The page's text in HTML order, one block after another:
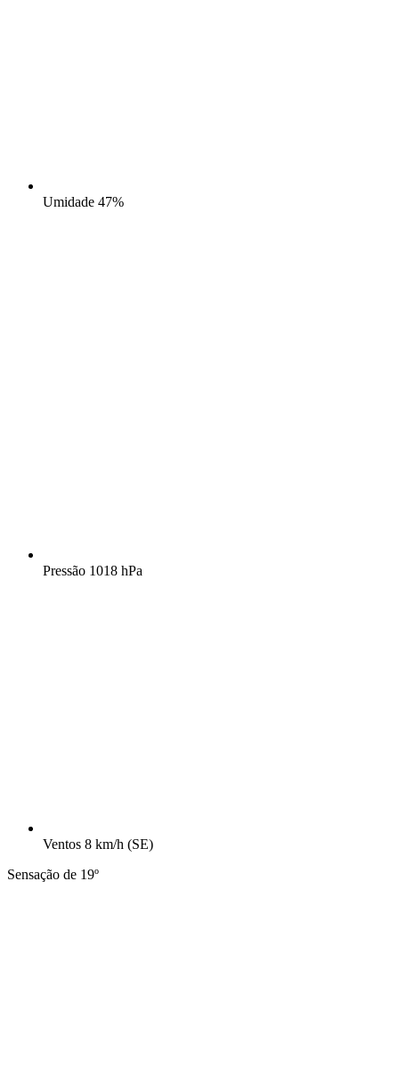
Umidade 47%
Pressão 1018 hPa
Ventos 8 km/h (SE)
Sensação de 19º